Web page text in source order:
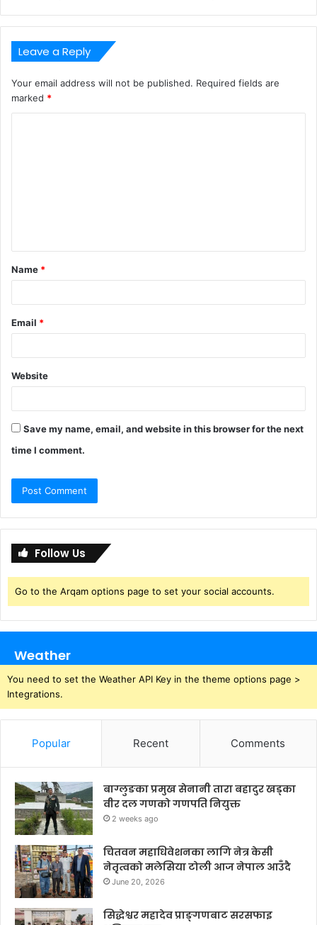
Leave a Reply
Your email address will not be published. Required fields are
marked *
t
*
Name *
Email *
Website
Save my name, email, and website in this browser for the next
time I comment.
Follow Us
Go to the Arqam options page to set your social accounts.
Weather
You need to set the Weather API Key in the theme options page >
Integrations.
Popular Recent Comments
बाग्लुङका प्रमुख सेनानी तारा बहादुर खड्का
वीर दल गणको गणपति नियुक्त
2 weeks ago
चितवन महाधिवेशनका लागि नेत्र केसी
नेतृत्वको मलेसिया टोली आज नेपाल आउँदै
June 20, 2026
सिद्धेश्वर महादेव प्राङ्गणबाट सरसफाइ